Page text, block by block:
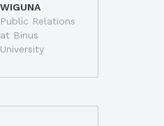
WIGUNA
Public Relations
at Binus
University